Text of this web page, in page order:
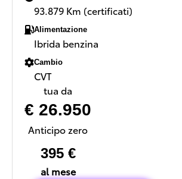
93.879 Km (certificati)
Alimentazione
Ibrida benzina
Cambio
CVT
tua da
€ 26.950
Anticipo zero
395 €
al mese